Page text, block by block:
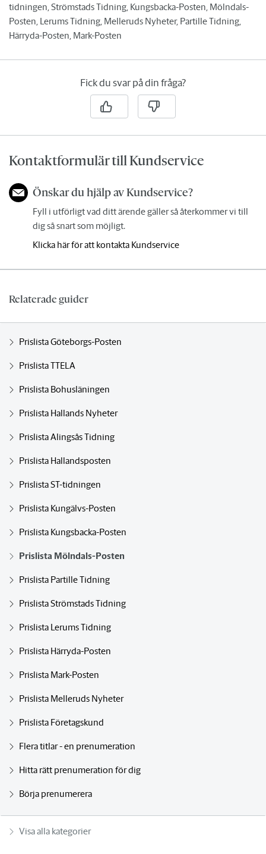
tidningen, Strömstads Tidning, Kungsbacka-Posten, Mölndals-
Posten, Lerums Tidning, Melleruds Nyheter, Partille Tidning,
Härryda-Posten, Mark-Posten
Fick du svar på din fråga?
Kontaktformulär till Kundservice
Önskar du hjälp av Kundservice?
Fyll i utförligt vad ditt ärende gäller så återkommer vi till
dig så snart som möjligt.
Klicka här för att kontakta Kundservice
Relaterade guider
Prislista Göteborgs-Posten
Prislista TTELA
Prislista Bohusläningen
Prislista Hallands Nyheter
Prislista Alingsås Tidning
Prislista Hallandsposten
Prislista ST-tidningen
Prislista Kungälvs-Posten
Prislista Kungsbacka-Posten
Prislista Mölndals-Posten
Prislista Partille Tidning
Prislista Strömstads Tidning
Prislista Lerums Tidning
Prislista Härryda-Posten
Prislista Mark-Posten
Prislista Melleruds Nyheter
Prislista Företagskund
Flera titlar - en prenumeration
Hitta rätt prenumeration för dig
Börja prenumerera
Visa alla kategorier